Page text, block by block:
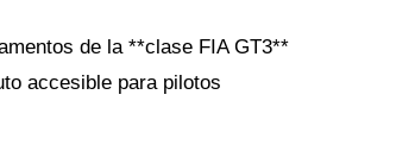
de la **clase FIA GT3**
accesible para pilotos